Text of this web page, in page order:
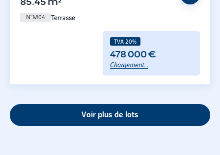
85.45 m²
N°M04 Terrasse
TVA 20%
478 000 €
Chargement...
Voir plus de lots